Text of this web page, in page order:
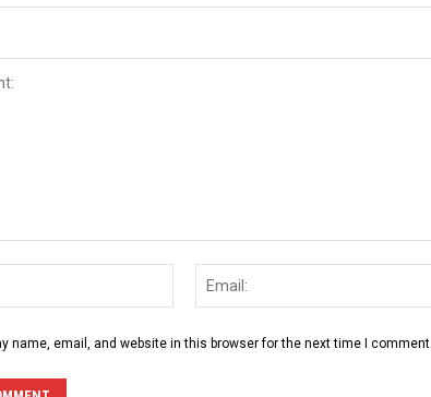
name, email, and website in this browser for the next time I comment.